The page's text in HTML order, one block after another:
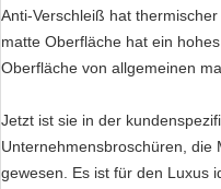
Anti-Verschleiß hat
matte Oberfläche hat ein
Oberfläche von allgemeinen
Jetzt ist sie in der
Unternehmensbroschüren, die
gewesen. Es ist für den Luxus